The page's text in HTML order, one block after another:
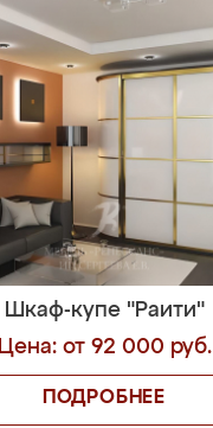
Шкаф-купе "Раити"
Цена: от 92 000 руб.
ПОДРОБНЕЕ